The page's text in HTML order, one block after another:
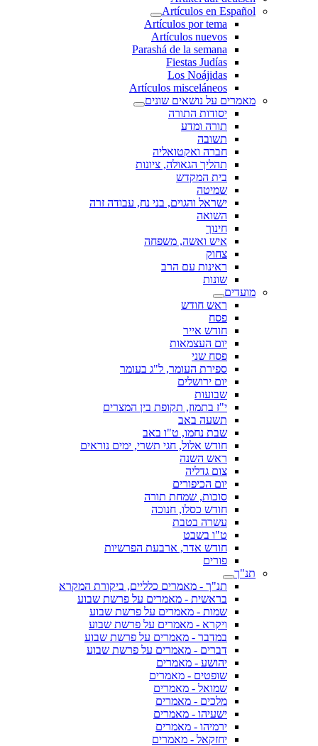
Artículos en Español
Artículos por tema
Artículos nuevos
Parashá de la semana
Fiestas Judías
Los Noájidas
Artículos misceláneos
מאמרים על נושאים שונים
יסודות התורה
תורה ומדע
תשובה
חברה ואקטואליה
תהליך הגאולה, ציונות
בית המקדש
שמיטה
ישראל והגוים, בני נח, עבודה זרה
השואה
חינוך
איש ואשה, משפחה
צחוק
ראינות עם הרב
שונות
מועדים
ראש חודש
פסח
חודש אייר
יום העצמאות
פסח שני
ספירת העומר, ל"ג בעומר
יום ירושלים
שבועות
י"ז בתמוז, תקופת בין המצרים
תשעה באב
שבת נחמו, ט"ו באב
חודש אלול, חגי תשרי, ימים נוראים
ראש השנה
צום גדליה
יום הכיפורים
סוכות, שמחת תורה
חודש כסלו, חנוכה
עשרה בטבת
ט"ו בשבט
חודש אדר, ארבעת הפרשיות
פורים
תנ"ך
תנ"ך - מאמרים כלליים, ביקורת המקרא
בראשית - מאמרים על פרשת שבוע
שמות - מאמרים על פרשת שבוע
ויקרא - מאמרים על פרשת שבוע
במדבר - מאמרים על פרשת שבוע
דברים - מאמרים על פרשת שבוע
יהושע - מאמרים
שופטים - מאמרים
שמואל - מאמרים
מלכים - מאמרים
ישעיהו - מאמרים
ירמיהו - מאמרים
יחזקאל - מאמרים